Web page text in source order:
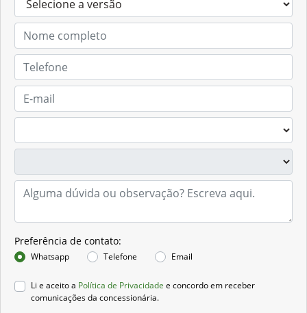
Preferência de contato:
Whatsapp Telefone Email
Li e aceito a Política de Privacidade e concordo em receber
comunicações da concessionária.